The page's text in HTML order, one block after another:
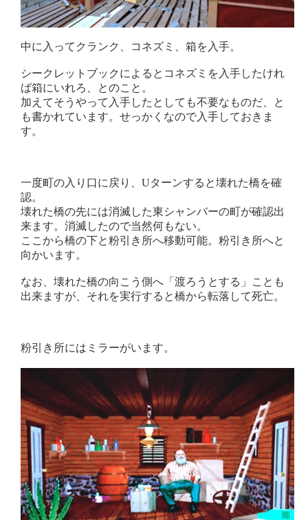
中に入ってクランク、コネズミ、箱を入手。
シークレットブックによるとコネズミを入手したけれ
ば箱にいれろ、とのこと。
加えてそうやって入手したとしても不要なものだ、と
も書かれています。せっかくなので入手しておきま
す。
一度町の入り口に戻り、Uターンすると壊れた橋を確
認。
壊れた橋の先には消滅した東シャンバーの町が確認出
来ます。消滅したので当然何もない。
ここから橋の下と粉引き所へ移動可能。粉引き所へと
向かいます。
なお、壊れた橋の向こう側へ「渡ろうとする」ことも
出来ますが、それを実行すると橋から転落して死亡。
粉引き所にはミラーがいます。